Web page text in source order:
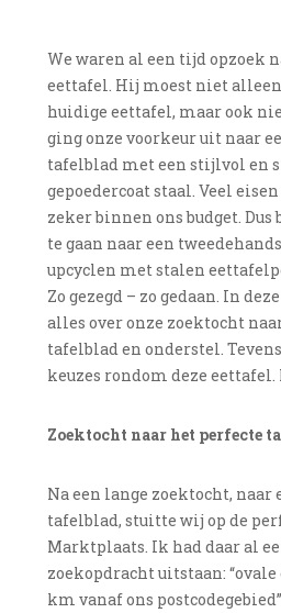
We waren al een tijd opzoek
eettafel. Hij moest niet
huidige eettafel, maar ook
ging onze voorkeur uit naar
tafelblad met een stijlvol en
gepoedercoat staal. Veel
zeker binnen ons budget. Dus
te gaan naar een
upcyclen met stalen
Zo gezegd – zo gedaan. In
alles over onze zoektocht
tafelblad en onderstel.
keuzes rondom deze eettafel.
Zoektocht naar het perfecte
Na een lange zoektocht, naar
tafelblad, stuitte wij op de
Marktplaats. Ik had daar al
zoekopdracht uitstaan:
km vanaf ons